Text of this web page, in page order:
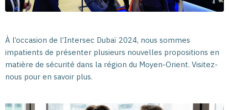
À l’occasion de l’Intersec Dubaï 2024, nous sommes
impatients de présenter plusieurs nouvelles propositions en
matière de sécurité dans la région du Moyen-Orient. Visitez-
nous pour en savoir plus.